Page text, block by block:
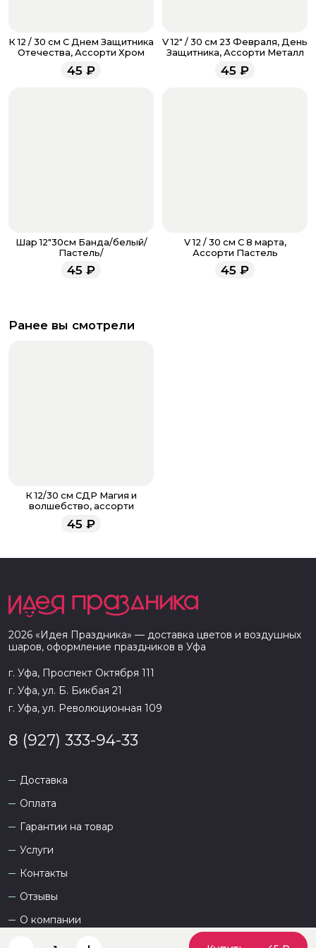
звоните по номеру телефона
8 (927) 936-71-86
или
напишите WhatsApp
+7 937 333-66-53. Наши
менеджеры работают ежедневно с 9.00 до 23.00 и
всегда рады проконсультировать вас.
К 12 / 30 см С Днем Защитника
Отечества, Ассорти Хром
45 ₽
V 12" / 30 см 23 Февраля, День
Защитника, Ассорти Металл
45 ₽
Шар 12"30см Банда/белый/
Пастель/
45 ₽
V 12 / 30 см С 8 марта,
Ассорти Пастель
45 ₽
Ранее вы смотрели
К 12/30 см СДР Магия и
волшебство, ассорти
45 ₽
2026 «Идея Праздника» — доставка цветов и воздушных
шаров, оформление праздников в Уфа
г. Уфа, Проспект Октября 111
г. Уфа, ул. Б. Бикбая 21
г. Уфа, ул. Революционная 109
8 (927) 333-94-33
Доставка
Оплата
Гарантии на товар
Услуги
Контакты
Отзывы
О компании